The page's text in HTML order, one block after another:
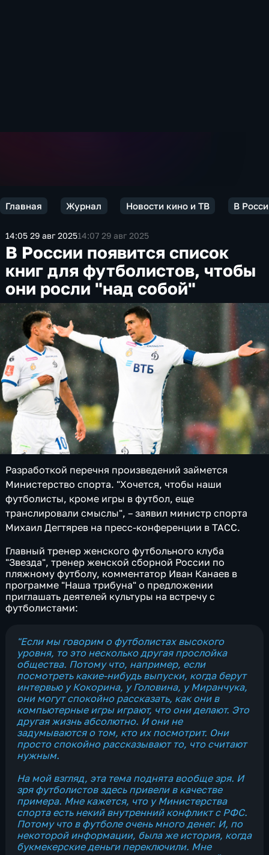
Главная Журнал Новости кино и ТВ В
14:05 29 авг 202514:07 29 авг 2025
В России появится список
книг для футболистов, чтобы
они росли "над собой"
Разработкой перечня произведений займется
Министерство спорта. "Хочется, чтобы наши
футболисты, кроме игры в футбол, еще
транслировали смыслы", – заявил министр спорта
Михаил Дегтярев на пресс-конференции в ТАСС.
Главный тренер женского футбольного клуба
"Звезда", тренер женской сборной России по
пляжному футболу, комментатор Иван Канаев в
программе "Наша трибуна" о предложении
приглашать деятелей культуры на встречу с
футболистами:
"Если мы говорим о футболистах высокого
уровня, то это несколько другая прослойка
общества. Потому что, например, если
посмотреть какие-нибудь выпуски, когда берут
интервью у Кокорина, у Головина, у Миранчука,
они могут спокойно рассказать, как они в
компьютерные игры играют, что они делают. Это
другая жизнь абсолютно. И они не
задумываются о том, кто их посмотрит. Они
просто спокойно рассказывают то, что считают
нужным.
На мой взгляд, эта тема поднята вообще зря. И
зря футболистов здесь привели в качестве
примера. Мне кажется, что у Министерства
спорта есть некий внутренний конфликт с РФС.
Потому что в футболе очень много денег. И, по
некоторой информации, была же история, когда
букмекерские деньги переключили. Мне